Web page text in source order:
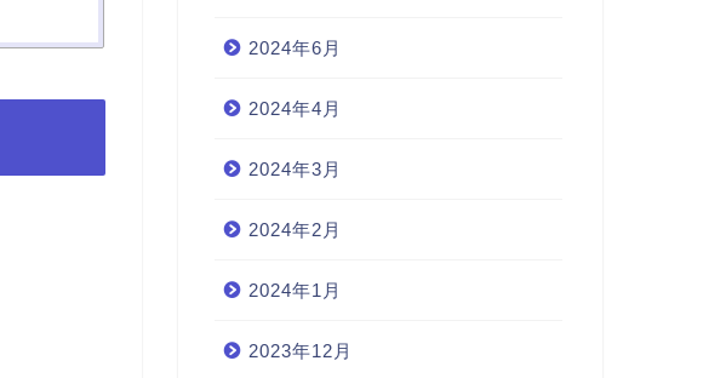
2024年6月
2024年4月
2024年3月
2024年2月
2024年1月
2023年12月